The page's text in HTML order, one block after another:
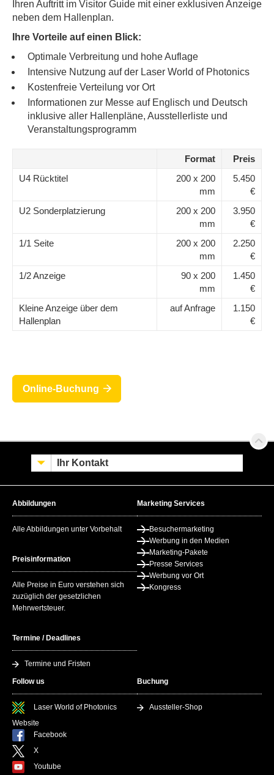
Ihren Auftritt im Visitor Guide mit einer exklusiven Anzeige
neben dem Hallenplan.
Ihre Vorteile auf einen Blick:
Optimale Verbreitung und hohe Auflage
Intensive Nutzung auf der Laser World of Photonics
Kostenfreie Verteilung vor Ort
Informationen zur Messe auf Englisch und Deutsch
inklusive aller Hallenpläne, Ausstellerliste und
Veranstaltungsprogramm
Format
Preis
U4 Rücktitel
200 x 200
mm
5.450
€
U2 Sonderplatzierung
200 x 200
mm
3.950
€
1/1 Seite
200 x 200
mm
2.250
€
1/2 Anzeige
90 x 200
mm
1.450
€
Kleine Anzeige über dem
Hallenplan
auf Anfrage
1.150
€
Online-Buchung
Ihr Kontakt
Abbildungen
Alle Abbildungen unter Vorbehalt
Preisinformation
Alle Preise in Euro verstehen sich
zuzüglich der gesetzlichen
Mehrwertsteuer.
Termine / Deadlines
Termine und Fristen
Marketing Services
Besuchermarketing
Werbung in den Medien
Marketing-Pakete
Presse Services
Werbung vor Ort
Kongress
Follow us
Laser World of Photonics
Website
Facebook
X
Youtube
Buchung
Aussteller-Shop